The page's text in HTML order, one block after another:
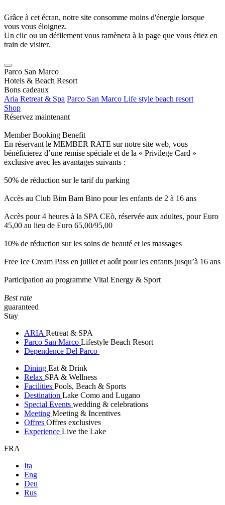
Grâce à cet écran, notre site consomme moins d'énergie lorsque
vous vous éloignez.
Un clic ou un défilement vous ramènera à la page que vous étiez en
train de visiter.
Parco San Marco
Hotels & Beach Resort
Bons cadeaux
Aria Retreat & Spa Parco San Marco Life style beach resort
Shop
Réservez maintenant
Member Booking Benefit
En réservant le MEMBER RATE sur notre site web, vous
bénéficierez d’une remise spéciale et de la « Privilege Card »
exclusive avec les avantages suivants :
50% de réduction sur le tarif du parking
Accès au Club Bim Bam Bino pour les enfants de 2 à 16 ans
Accès pour 4 heures à la SPA CEò, réservée aux adultes, pour Euro
45,00 au lieu de Euro 65,00/95,00
10% de réduction sur les soins de beauté et les massages
Free Ice Cream Pass en juillet et août pour les enfants jusqu’à 16 ans
Participation au programme Vital Energy & Sport
Best rate
guaranteed
Stay
ARIA Retreat & SPA
Parco San Marco Lifestyle Beach Resort
Dependence Del Parco
Dining Eat & Drink
Relax SPA & Wellness
Facilities Pools, Beach & Sports
Destination Lake Como and Lugano
Special Events wedding & celebrations
Meeting Meeting & Incentives
Offres Offres exclusives
Experience Live the Lake
FRA
Ita
Eng
Deu
Rus